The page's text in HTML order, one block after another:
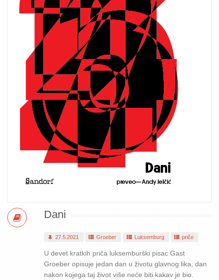
Dani
27.5.2021 Groeber Luksemburg priče
U devet kratkih priča luksemburški pisac Gast
Groeber opisuje jedan dan u životu glavnog lika, dan
nakon kojega taj život više neće biti kakav je bio.